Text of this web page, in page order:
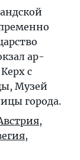
ар-
с
Музей
города.
,
,